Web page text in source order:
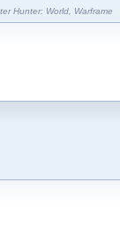
Hunter: World Warframe